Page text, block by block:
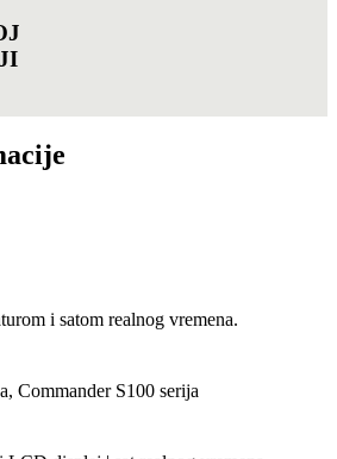
i satom realnog vremena.
Commander S100 serija